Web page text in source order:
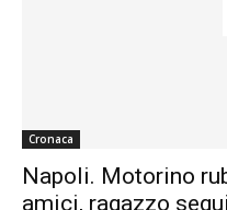
Cronaca
Napoli. Motorino
amici, ragazzo